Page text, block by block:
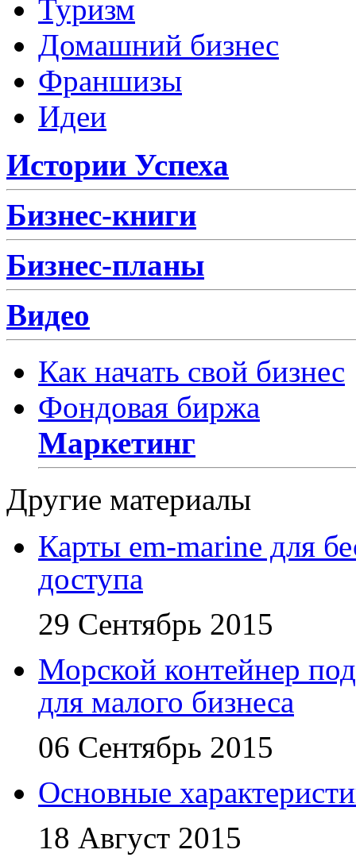
Туризм
Домашний бизнес
Франшизы
Идеи
Истории Успеха
Бизнес-книги
Бизнес-планы
Видео
Как начать свой бизнес
Фондовая биржа
Маркетинг
Другие материалы
Карты em-marine для
доступа
29 Сентябрь 2015
Морской контейнер
для малого бизнеса
06 Сентябрь 2015
Основные
18 Август 2015